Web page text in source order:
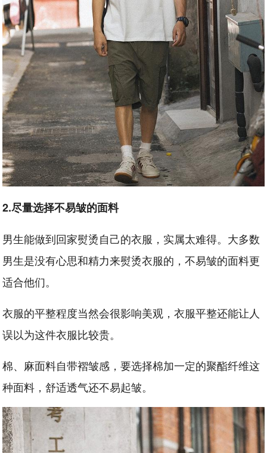
2.尽量选择不易皱的面料
男生能做到回家熨烫自己的衣服，实属太难得。大多数
男生是没有心思和精力来熨烫衣服的，不易皱的面料更
适合他们。
衣服的平整程度当然会很影响美观，衣服平整还能让人
误以为这件衣服比较贵。
棉、麻面料自带褶皱感，要选择棉加一定的聚酯纤维这
种面料，舒适透气还不易起皱。